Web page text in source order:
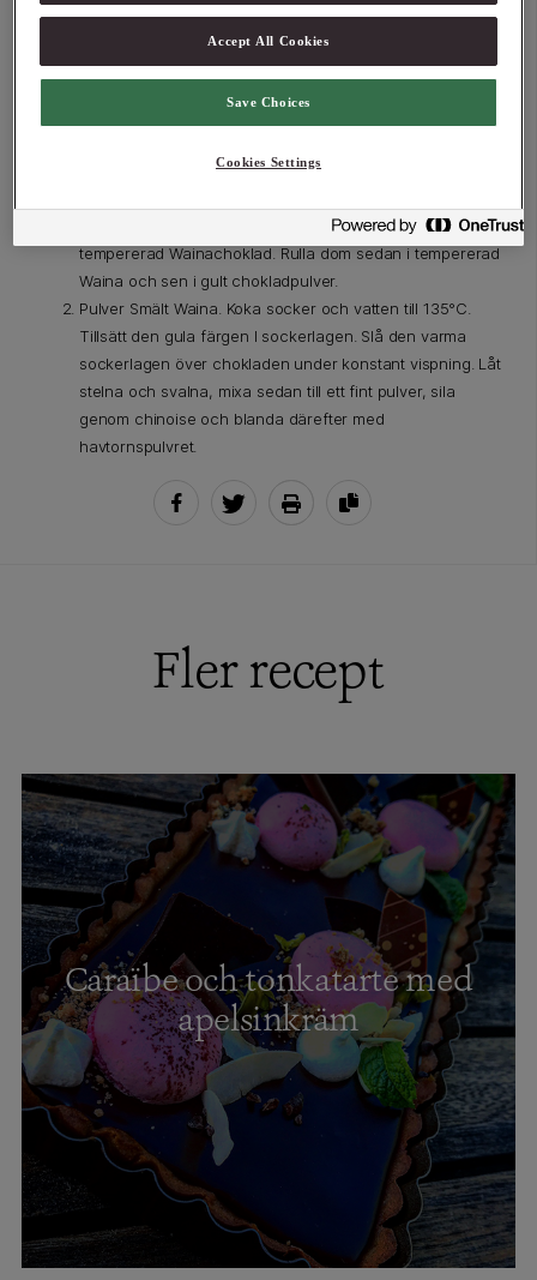
Värm havtornspurén med glukosen. Karamelisera sockret
elastisk emulsion/ganache. Skär smöret i små kuber och
ganachen är 30°C spritsa i pralinskalen. Locka med
tempererad Wainachoklad. Rulla dom sedan i tempererad
Waina och sen i gult chokladpulver.
Pulver Smält Waina. Koka socker och vatten till 135°C.
Tillsätt den gula färgen I sockerlagen. Slå den varma
sockerlagen över chokladen under konstant vispning. Låt
stelna och svalna, mixa sedan till ett fint pulver, sila
genom chinoise och blanda därefter med
havtornspulvret.
Fler recept
Caraïbe och tonkatarte med
apelsinkräm
Accept All Cookies
Save Choices
Cookies Settings